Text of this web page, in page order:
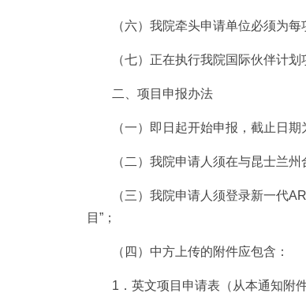
（六）我院牵头申请单位必须为
（七）正在执行我院国际伙伴计
二、项目申报办法
（一）即日起开始申报，截止日期
（二）我院申请人须在与昆士兰
（三）我院申请人须登录新一代
目”；
（四）中方上传的附件应包含：
1．英文项目申请表（从本通知附